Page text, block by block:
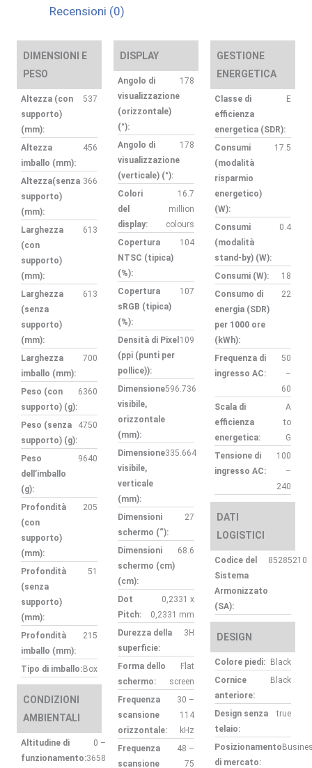
TOTALERecensioni (0)
DIMENSIONI E
PESO
Altezza (con
supporto)
(mm):
537
Altezza
imballo (mm):
456
Altezza(senza
supporto)
(mm):
366
Larghezza
(con
supporto)
(mm):
613
Larghezza
(senza
supporto)
(mm):
613
Larghezza
imballo (mm):
700
Peso (con
supporto) (g):
6360
Peso (senza
supporto) (g):
4750
Peso
dell’imballo
(g):
9640
Profondità
(con
supporto)
(mm):
205
Profondità
(senza
supporto)
(mm):
51
Profondità
imballo (mm):
215
Tipo di imballo:Box
CONDIZIONI
AMBIENTALI
Altitudine di
funzionamento:
0 –
3658
DISPLAY
Angolo di
visualizzazione
(orizzontale)
(°):
178
Angolo di
visualizzazione
(verticale) (°):
178
Colori
del
display:
16.7
million
colours
Copertura
NTSC (tipica)
(%):
104
Copertura
sRGB (tipica)
(%):
107
Densità di Pixel
(ppi (punti per
pollice)):
109
Dimensione
visibile,
orizzontale
(mm):
596.736
Dimensione
visibile,
verticale
(mm):
335.664
Dimensioni
schermo (“):
27
Dimensioni
schermo (cm)
(cm):
68.6
Dot
Pitch:
0,2331 x
0,2331 mm
Durezza della
superficie:
3H
Forma dello
schermo:
Flat
screen
Frequenza
scansione
orizzontale:
30 –
114
kHz
Frequenza
scansione
48 –
75
GESTIONE
ENERGETICA
Classe di
efficienza
energetica (SDR):
E
Consumi
(modalità
risparmio
energetico)
(W):
17.5
Consumi
(modalità
stand-by) (W):
0.4
Consumi (W):
18
Consumo di
energia (SDR)
per 1000 ore
(kWh):
22
Frequenza di
ingresso AC:
50
–
60
Scala di
efficienza
energetica:
A
to
G
Tensione di
ingresso AC:
100
–
240
DATI
LOGISTICI
Codice del
Sistema
Armonizzato
(SA):
85285210
DESIGN
Colore piedi: Black
Cornice
anteriore:
Black
Design senza
telaio:
true
Posizionamento
di mercato: